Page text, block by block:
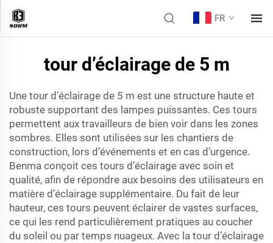
FR
tour d’éclairage de 5 m
Une tour d’éclairage de 5 m est une structure haute et
robuste supportant des lampes puissantes. Ces tours
permettent aux travailleurs de bien voir dans les zones
sombres. Elles sont utilisées sur les chantiers de
construction, lors d’événements et en cas d’urgence.
Benma conçoit ces tours d’éclairage avec soin et
qualité, afin de répondre aux besoins des utilisateurs en
matière d’éclairage supplémentaire. Du fait de leur
hauteur, ces tours peuvent éclairer de vastes surfaces,
ce qui les rend particulièrement pratiques au coucher
du soleil ou par temps nuageux. Avec la tour d’éclairage